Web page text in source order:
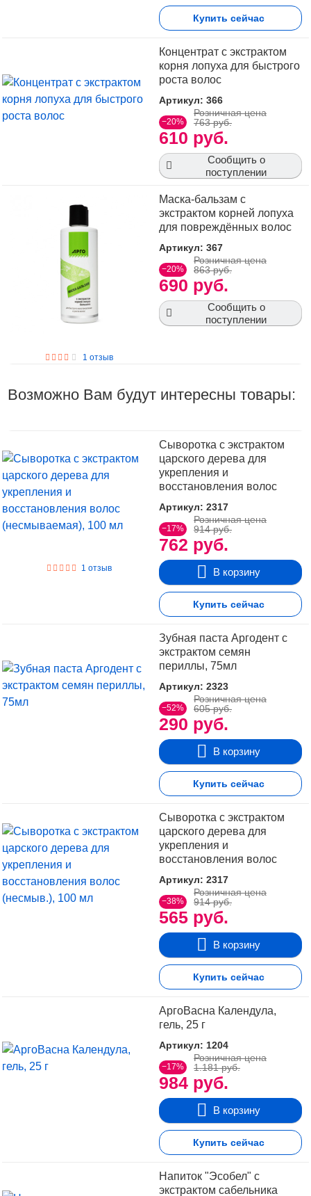
Купить сейчас
Концентрат с экстрактом
корня лопуха для быстрого
роста волос
Артикул: 366
−20%
610 руб.
Розничная цена
763 руб.
Сообщить о
поступлении
1 отзыв
Маска-бальзам с
экстрактом корней лопуха
для повреждённых волос
Артикул: 367
−20%
690 руб.
Розничная цена
863 руб.
Сообщить о
поступлении
Возможно Вам будут интересны товары:
1 отзыв
Сыворотка с экстрактом
царского дерева для
укрепления и
восстановления волос
Артикул: 2317
−17%
762 руб.
Розничная цена
914 руб.
В корзину
Купить сейчас
Зубная паста Аргодент с
экстрактом семян
периллы, 75мл
Артикул: 2323
−52%
290 руб.
Розничная цена
605 руб.
В корзину
Купить сейчас
Сыворотка с экстрактом
царского дерева для
укрепления и
восстановления волос
Артикул: 2317
−38%
565 руб.
Розничная цена
914 руб.
В корзину
Купить сейчас
АргоВасна Календула,
гель, 25 г
Артикул: 1204
−17%
984 руб.
Розничная цена
1.181 руб.
В корзину
Купить сейчас
Напиток "Эсобел" с
экстрактом сабельника